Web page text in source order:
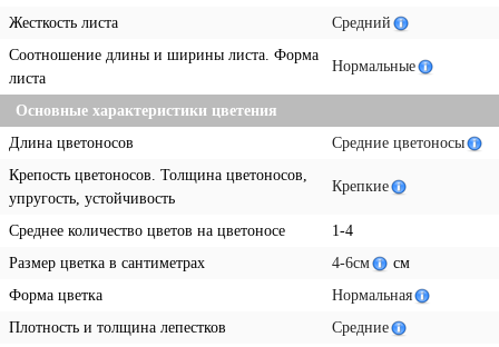
Жесткость листа
Средний
Соотношение длины и ширины листа. Форма
листа
Нормальные
Основные характеристики цветения
Длина цветоносов
Средние цветоносы
Крепость цветоносов. Толщина цветоносов,
упругость, устойчивость
Крепкие
Среднее количество цветов на цветоносе
1-4
Размер цветка в сантиметрах
4-6см
см
Форма цветка
Нормальная
Плотность и толщина лепестков
Средние